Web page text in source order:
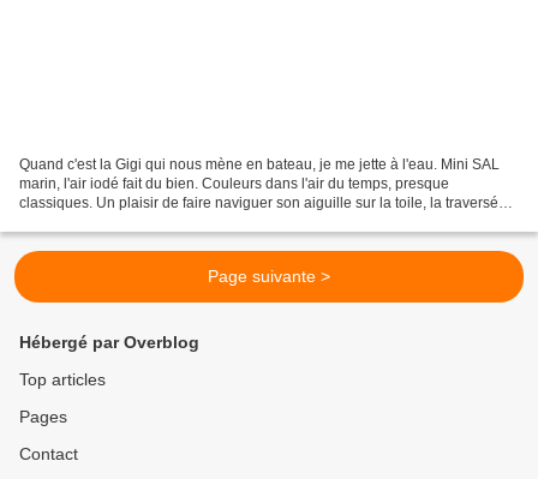
Quand c'est la Gigi qui nous mène en bateau, je me jette à l'eau. Mini SAL
marin, l'air iodé fait du bien. Couleurs dans l'air du temps, presque
classiques. Un plaisir de faire naviguer son aiguille sur la toile, la traversée
Page suivante >
Hébergé par Overblog
Top articles
Pages
Contact